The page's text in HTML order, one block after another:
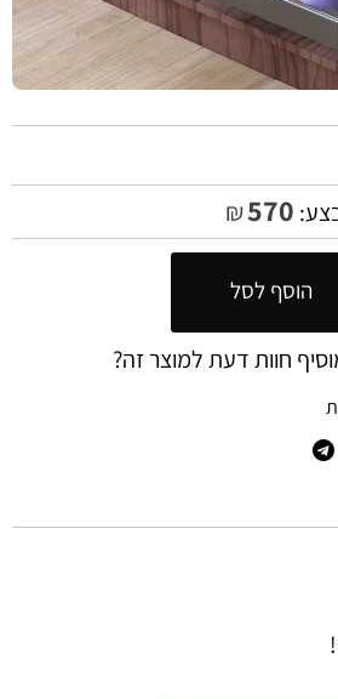
₪570
הוסף לסל
חוות דעת למוצר זה?